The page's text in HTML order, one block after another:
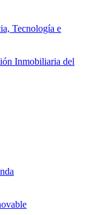
Tecnología e
Inmobiliaria del